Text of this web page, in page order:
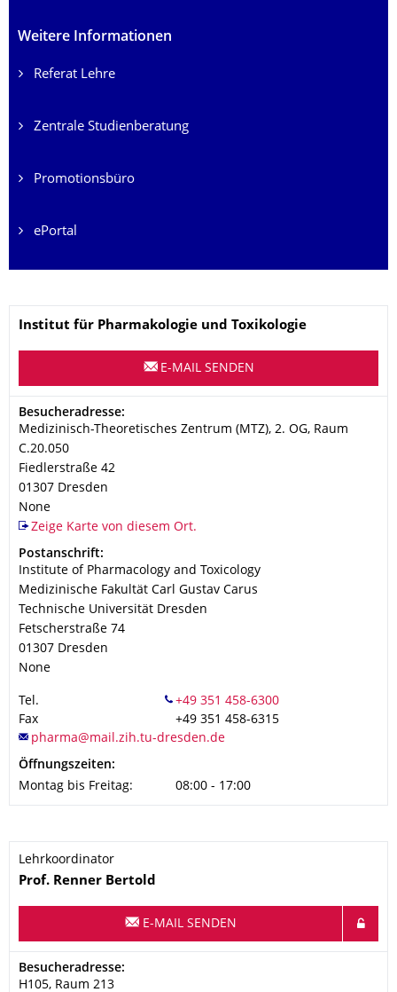
Weitere Informationen
Referat Lehre
Zentrale Studienberatung
Promotionsbüro
ePortal
Name
Institut für Pharmakologie und Toxikologie
E-MAIL SENDEN
Adresse
Besucheradresse:
Medizinisch-Theoretisches Zentrum (MTZ), 2. OG, Raum
C.20.050
Fiedlerstraße 42
01307 Dresden
None
Zeige Karte von diesem Ort.
Adresse
Postanschrift:
Institute of Pharmacology and Toxicology
Medizinische Fakultät Carl Gustav Carus
Technische Universität Dresden
Fetscherstraße 74
01307 Dresden
None
Tel.
Fax
+49 351 458-6315
Öffnungszeiten:
Montag bis Freitag:
08:00 - 17:00
Lehrkoordinator
Name
Prof. Renner Bertold
E-MAIL SENDEN
Adresse
Besucheradresse:
H105, Raum 213